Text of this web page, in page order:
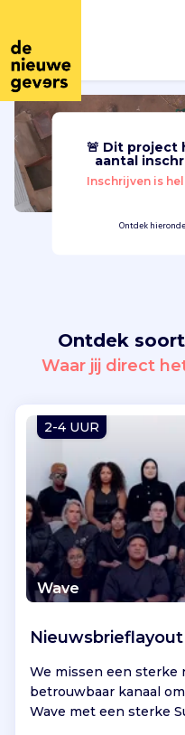
Nederlands
Vrijwilligerswerk
Vind
🚨 Dit project
aantal
Inschrijven is
Ontdek
Ontdek
Waar jij direct
2-4 UUR
Wave
We missen een sterke
betrouwbaar kanaal
Wave met een sterke